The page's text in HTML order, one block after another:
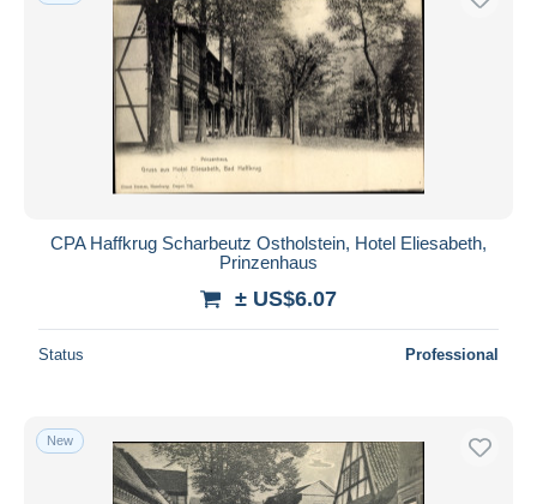
CPA Haffkrug Scharbeutz Ostholstein, Hotel Eliesabeth,
Prinzenhaus
± US$6.07
Status Professional
New